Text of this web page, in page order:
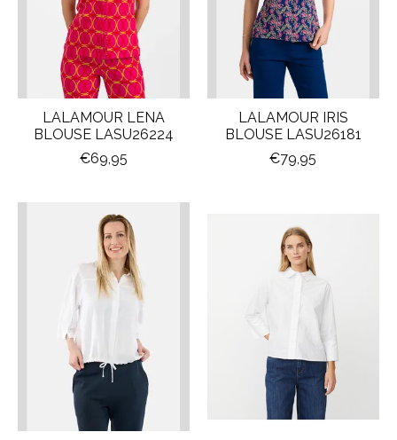
LALAMOUR LENA
BLOUSE LASU26224
€69,95
LALAMOUR IRIS
BLOUSE LASU26181
€79,95